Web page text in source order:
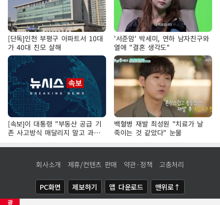
광
[단독]인천 부평구 아파트서 10대
가 40대 친모 살해
'서준맘' 박세미, 연하 남자친구와
열애 "결혼 생각도"
[속보]이 대통령 "부동산 공급 기
존 사고방식 매달리지 말고 과감
히 실천"
백혈병 재발 최성원 "치료가 날
죽이는 것 같았다" 눈물
회사소개 제휴/컨텐츠 판매 약관·정책 고충처리
PC화면 제보하기 앱 다운로드 맨위로↑